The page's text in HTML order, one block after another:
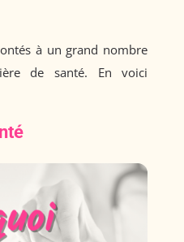
à un grand nombre
de santé. En voici